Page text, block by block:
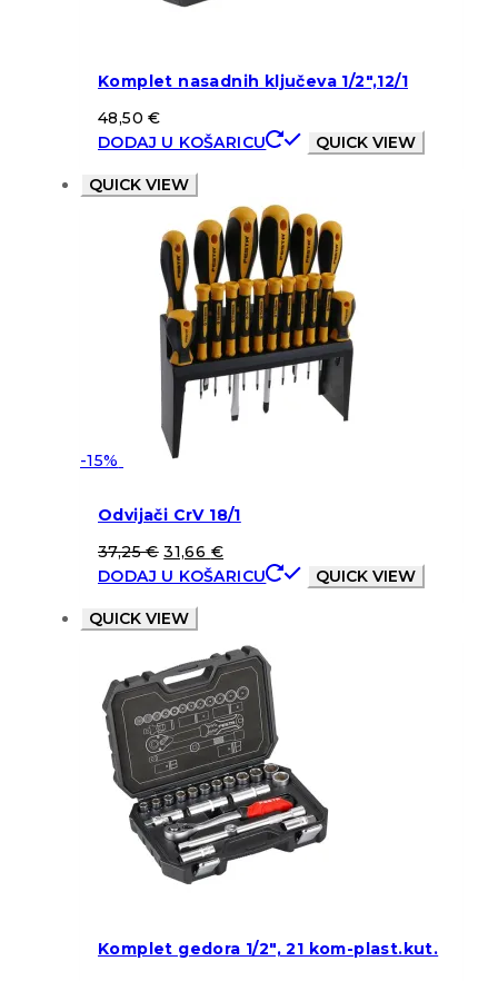
Komplet nasadnih ključeva 1/2″,12/1
48,50€
DODAJ U KOŠARICU
QUICK VIEW
QUICK VIEW
-15%
Odvijači CrV 18/1
37,25€ 31,66 €
DODAJ U KOŠARICU
QUICK VIEW
QUICK VIEW
Komplet gedora 1/2″, 21 kom-plast.kut.